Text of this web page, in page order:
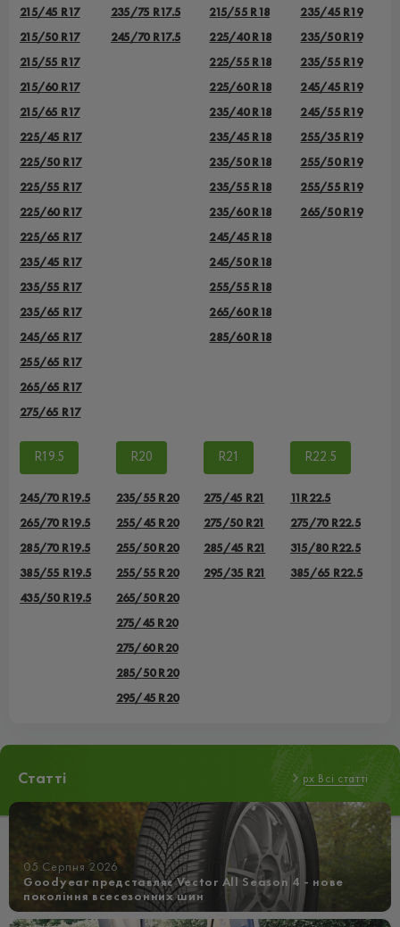
215/45 R17
215/50 R17
215/55 R17
215/60 R17
215/65 R17
225/45 R17
225/50 R17
225/55 R17
225/60 R17
225/65 R17
235/45 R17
235/55 R17
235/65 R17
245/65 R17
255/65 R17
265/65 R17
275/65 R17
235/75 R17.5
245/70 R17.5
215/55 R18
225/40 R18
225/55 R18
225/60 R18
235/40 R18
235/45 R18
235/50 R18
235/55 R18
235/60 R18
245/45 R18
245/50 R18
255/55 R18
265/60 R18
285/60 R18
235/45 R19
235/50 R19
235/55 R19
245/45 R19
245/55 R19
255/35 R19
255/50 R19
255/55 R19
265/50 R19
R19.5
245/70 R19.5
265/70 R19.5
285/70 R19.5
385/55 R19.5
435/50 R19.5
R20
235/55 R20
255/45 R20
255/50 R20
255/55 R20
265/50 R20
275/45 R20
275/60 R20
285/50 R20
295/45 R20
R21
275/45 R21
275/50 R21
285/45 R21
295/35 R21
R22.5
11R22.5
275/70 R22.5
315/80 R22.5
385/65 R22.5
Статті px Всі статті
05 Серпня 2026
Goodyear представляє Vector All Season 4 - нове
покоління всесезонних шин